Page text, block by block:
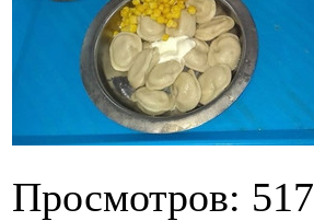
Просмотров: 517